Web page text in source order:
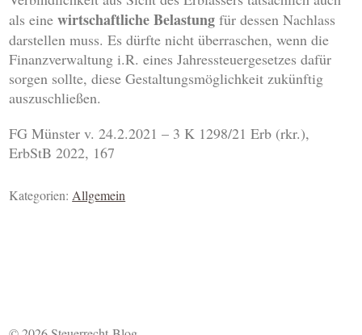
als einewirtschaftliche Belastung für dessen Nachlass
darstellen muss. Es dürfte nicht überraschen, wenn die
Finanzverwaltung i.R. eines Jahressteuergesetzes dafür
sorgen sollte, diese Gestaltungsmöglichkeit zukünftig
auszuschließen.
FG Münster v. 24.2.2021 – 3 K 1298/21 Erb (rkr.),
ErbStB 2022, 167
Kategorien:Allgemein